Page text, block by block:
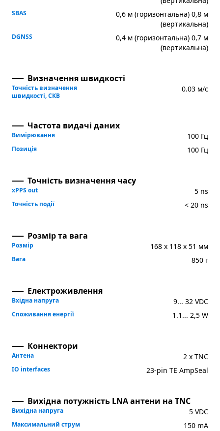
SBAS
0,6 м (горизонтальна) 0,8 м
(вертикальна)
DGNSS
0,4 м (горизонтальна) 0,7 м
(вертикальна)
Визначення швидкості
Точність визначення
швидкості, СКВ
0.03 м/с
Частота видачі даних
Вимірювання 100 Гц
Позиція 100 Гц
Точність визначення часу
xPPS out 5 ns
Точність події < 20 ns
Розмір та вага
Розмір 168 x 118 x 51 мм
Вага 850 г
Електроживлення
Вхідна напруга 9... 32 VDC
Споживання енергії 1.1... 2,5 W
Коннектори
Антена 2 x TNC
IO interfaces 23-pin TE AmpSeal
Вихідна потужність LNA антени на TNC
Вихідна напруга 5 VDC
Максимальний струм 150 mA